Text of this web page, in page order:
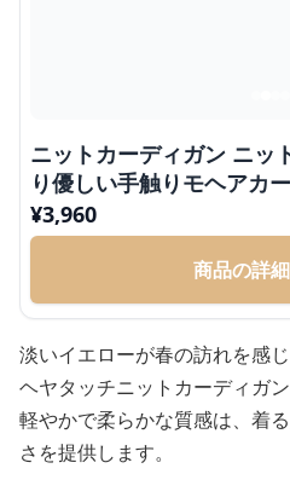
ニットカーディガン ニッ
り優しい手触りモヘアカ
¥3,960
商品の詳
淡いイエローが春の訪れを感
ヘヤタッチニットカーディガン
軽やかで柔らかな質感は、着
さを提供します。